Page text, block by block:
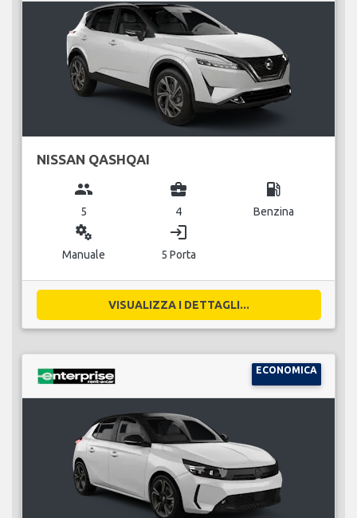
NISSAN QASHQAI
group
5
business_center
4
local_gas_station
Benzina
miscellaneous_services
Manuale
login
5 Porta
VISUALIZZA I DETTAGLI...
ECONOMICA